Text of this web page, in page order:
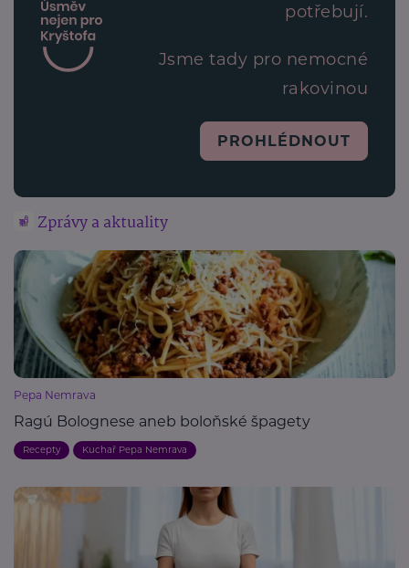
Zprávy a aktuality
Pepa Nemrava
Ragú Bolognese aneb boloňské špagety
Recepty Kuchař Pepa Nemrava
potřebují.
Jsme tady pro nemocné
rakovinou
PROHLÉDNOUT